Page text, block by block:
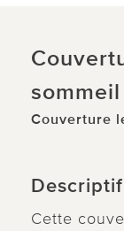
Couverture
Descriptif
Cette